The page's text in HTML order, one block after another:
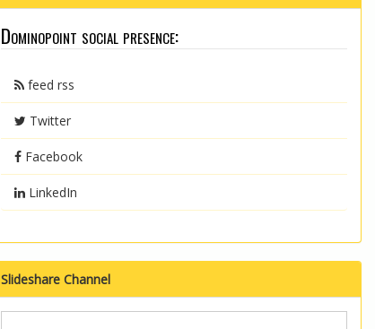
Dominopoint social presence:
feed rss
Twitter
Facebook
LinkedIn
Slideshare Channel